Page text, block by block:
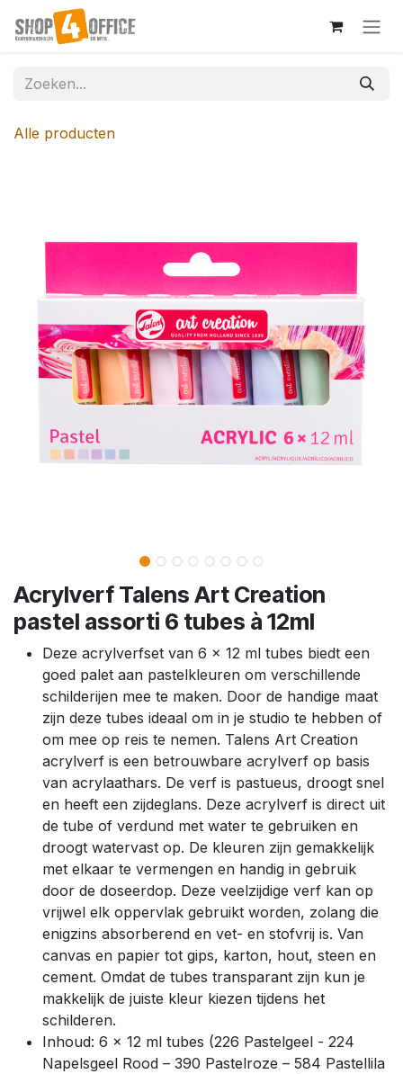
Overslaan naar inhoud
Alle producten
Acrylverf Talens Art Creation
pastel assorti 6 tubes à 12ml
Deze acrylverfset van 6 x 12 ml tubes biedt een
goed palet aan pastelkleuren om verschillende
schilderijen mee te maken. Door de handige maat
zijn deze tubes ideaal om in je studio te hebben of
om mee op reis te nemen. Talens Art Creation
acrylverf is een betrouwbare acrylverf op basis
van acrylaathars. De verf is pastueus, droogt snel
en heeft een zijdeglans. Deze acrylverf is direct uit
de tube of verdund met water te gebruiken en
droogt watervast op. De kleuren zijn gemakkelijk
met elkaar te vermengen en handig in gebruik
door de doseerdop. Deze veelzijdige verf kan op
vrijwel elk oppervlak gebruikt worden, zolang die
enigzins absorberend en vet- en stofvrij is. Van
canvas en papier tot gips, karton, hout, steen en
cement. Omdat de tubes transparant zijn kun je
makkelijk de juiste kleur kiezen tijdens het
schilderen.
Inhoud: 6 x 12 ml tubes (226 Pastelgeel - 224
Napelsgeel Rood – 390 Pastelroze – 584 Pastellila